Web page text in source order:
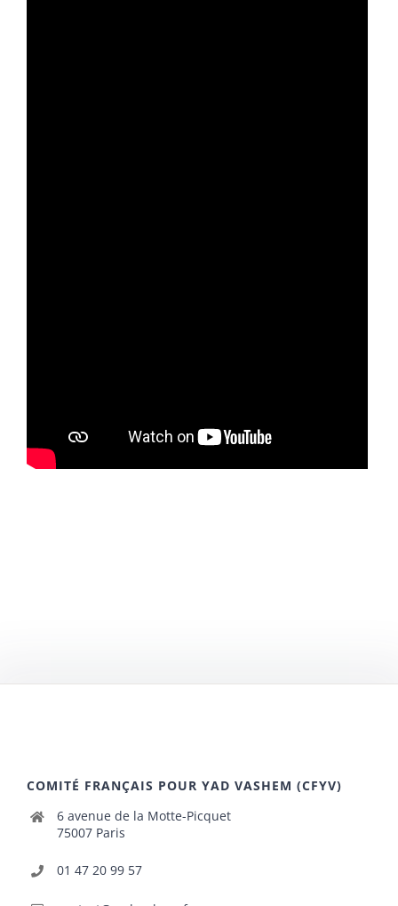
COMITÉ FRANÇAIS POUR YAD VASHEM (CFYV)
6 avenue de la Motte-Picquet
75007 Paris
01 47 20 99 57